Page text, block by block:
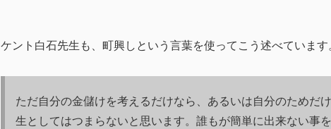
ケント白石先生も、町興しという言葉を使ってこう述べています
ただ自分の金儲けを考えるだけなら、あるいは自分のためだ
生としてはつまらないと思います。誰もが簡単に出来ない事を